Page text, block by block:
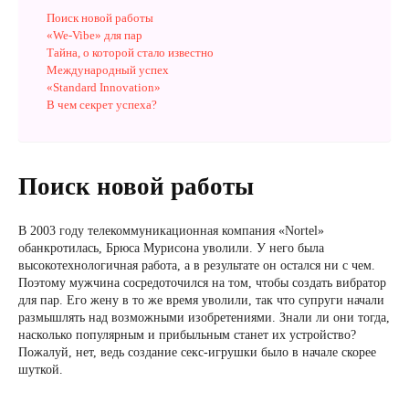
Поиск новой работы
«We-Vibe» для пар
Тайна, о которой стало известно
Международный успех
«Standard Innovation»
В чем секрет успеха?
Поиск новой работы
В 2003 году телекоммуникационная компания «Nortel»
обанкротилась, Брюса Мурисона уволили. У него была
высокотехнологичная работа, а в результате он остался ни с чем.
Поэтому мужчина сосредоточился на том, чтобы создать вибратор
для пар. Его жену в то же время уволили, так что супруги начали
размышлять над возможными изобретениями. Знали ли они тогда,
насколько популярным и прибыльным станет их устройство?
Пожалуй, нет, ведь создание секс-игрушки было в начале скорее
шуткой.